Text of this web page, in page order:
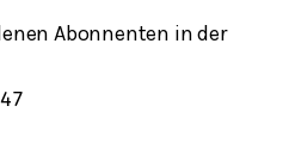
Abonnenten in der